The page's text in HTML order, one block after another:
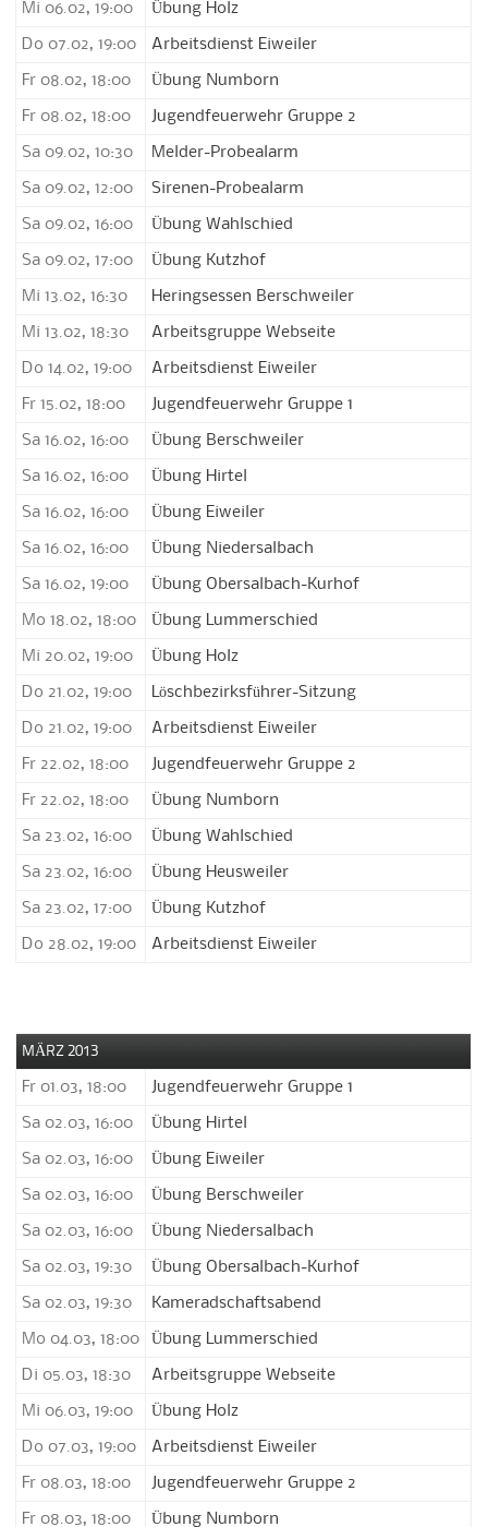
Mi 06.02, 19:00 Übung Holz
Do 07.02, 19:00 Arbeitsdienst Eiweiler
Fr 08.02, 18:00 Übung Numborn
Fr 08.02, 18:00 Jugendfeuerwehr Gruppe 2
Sa 09.02, 10:30 Melder-Probealarm
Sa 09.02, 12:00 Sirenen-Probealarm
Sa 09.02, 16:00 Übung Wahlschied
Sa 09.02, 17:00 Übung Kutzhof
Mi 13.02, 16:30 Heringsessen Berschweiler
Mi 13.02, 18:30 Arbeitsgruppe Webseite
Do 14.02, 19:00 Arbeitsdienst Eiweiler
Fr 15.02, 18:00 Jugendfeuerwehr Gruppe 1
Sa 16.02, 16:00 Übung Berschweiler
Sa 16.02, 16:00 Übung Hirtel
Sa 16.02, 16:00 Übung Eiweiler
Sa 16.02, 16:00 Übung Niedersalbach
Sa 16.02, 19:00 Übung Obersalbach-Kurhof
Mo 18.02, 18:00 Übung Lummerschied
Mi 20.02, 19:00 Übung Holz
Do 21.02, 19:00 Löschbezirksführer-Sitzung
Do 21.02, 19:00 Arbeitsdienst Eiweiler
Fr 22.02, 18:00 Jugendfeuerwehr Gruppe 2
Fr 22.02, 18:00 Übung Numborn
Sa 23.02, 16:00 Übung Wahlschied
Sa 23.02, 16:00 Übung Heusweiler
Sa 23.02, 17:00 Übung Kutzhof
Do 28.02, 19:00 Arbeitsdienst Eiweiler
MÄRZ 2013
Fr 01.03, 18:00 Jugendfeuerwehr Gruppe 1
Sa 02.03, 16:00 Übung Hirtel
Sa 02.03, 16:00 Übung Eiweiler
Sa 02.03, 16:00 Übung Berschweiler
Sa 02.03, 16:00 Übung Niedersalbach
Sa 02.03, 19:30 Übung Obersalbach-Kurhof
Sa 02.03, 19:30 Kameradschaftsabend
Mo 04.03, 18:00 Übung Lummerschied
Di 05.03, 18:30 Arbeitsgruppe Webseite
Mi 06.03, 19:00 Übung Holz
Do 07.03, 19:00 Arbeitsdienst Eiweiler
Fr 08.03, 18:00 Jugendfeuerwehr Gruppe 2
Fr 08.03, 18:00 Übung Numborn